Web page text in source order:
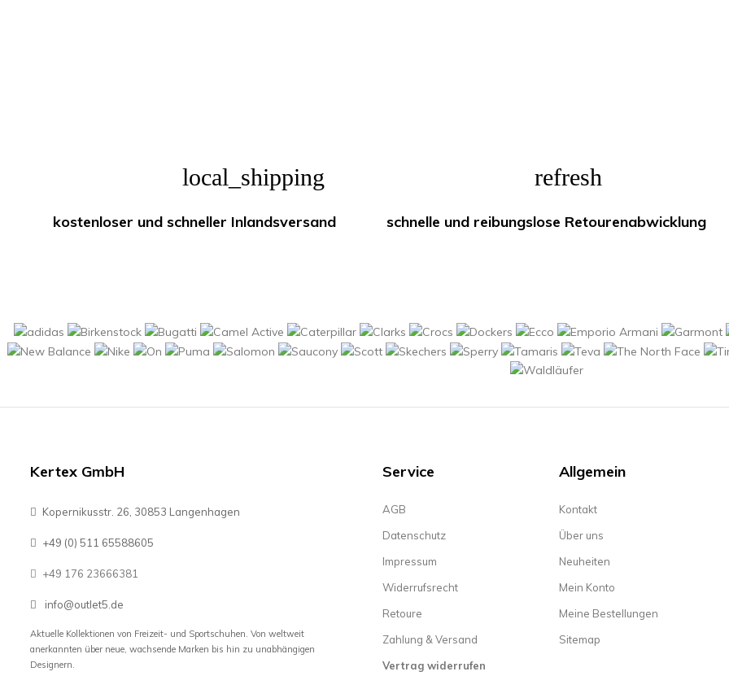
local_shipping
kostenloser und schneller Inlandsversand
refresh
schnelle und reibungslose Retourenabwicklung
Kertex GmbH
Kopernikusstr. 26, 30853 Langenhagen
+49 (0) 511 65588605
+49 176 23666381
info@outlet5.de
Aktuelle Kollektionen von Freizeit- und Sportschuhen. Von weltweit
anerkannten über neue, wachsende Marken bis hin zu unabhängigen
Designern.
Service
AGB
Datenschutz
Impressum
Widerrufsrecht
Retoure
Zahlung & Versand
Vertrag widerrufen
Allgemein
Kontakt
Über uns
Neuheiten
Mein Konto
Meine Bestellungen
Sitemap